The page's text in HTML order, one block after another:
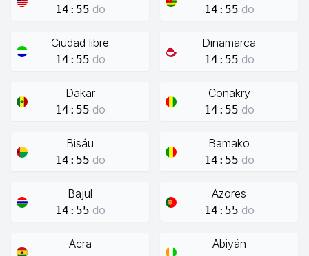
14:55 do 14:55 do
Ciudad libre
14:55 do
Dinamarca
14:55 do
Dakar
14:55 do
Conakry
14:55 do
Bisáu
14:55 do
Bamako
14:55 do
Bajul
14:55 do
Azores
14:55 do
Acra Abiyán